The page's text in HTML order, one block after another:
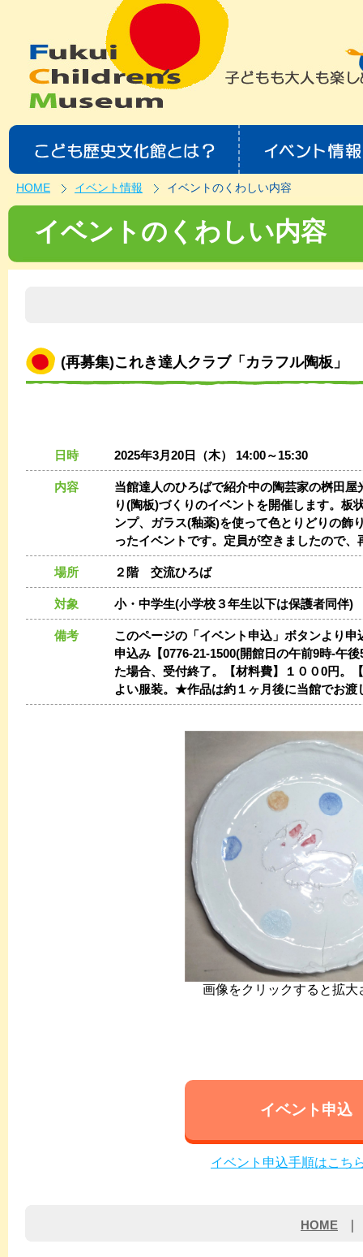
HOME イベント情報 イベントのくわしい内容
イベントのくわしい内容
(再募集)これき達人クラブ「カラフル陶板」
日時 2025年3月20日（木） 14:00～15:30
内容
当館達人のひろばで紹介中の陶芸家の桝田
り(陶板)づくりのイベントを開催します。板
ンプ、ガラス(釉薬)を使って色とりどりの
ったイベントです。定員が空きましたので、
場所 ２階 交流ひろば
対象 小・中学生(小学校３年生以下は保護者同伴)
備考
このページの「イベント申込」ボタンより
申込み【0776-21-1500(開館日の午前9時-午
た場合、受付終了。【材料費】１００0円。
よい服装。★作品は約１ヶ月後に当館でお渡
画像をクリックすると拡大
イベント申込
イベント申込手順はこち
HOME